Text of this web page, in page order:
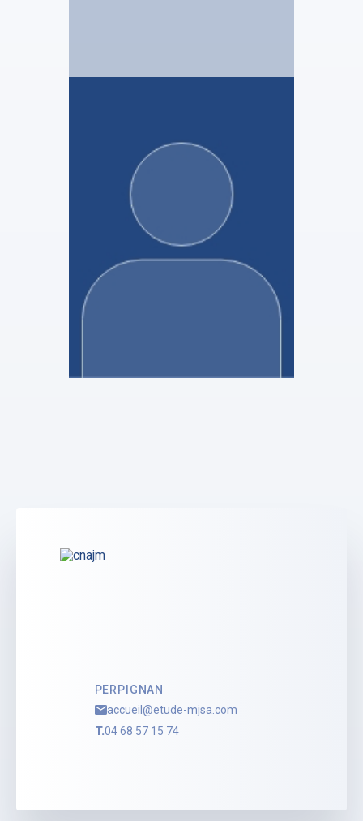
Charlotte Poncelet
Stagiaire Mandataire Judiciaire
Voir le profil
PERPIGNAN
accueil@etude-mjsa.com
T.04 68 57 15 74